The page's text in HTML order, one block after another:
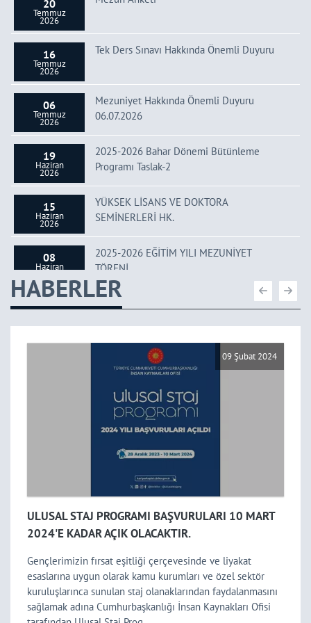
20
Temmuz
2026
16
Temmuz
2026
Tek Ders Sınavı Hakkında Önemli Duyuru
06
Temmuz
2026
Mezuniyet Hakkında Önemli Duyuru
06.07.2026
19
Haziran
2026
2025-2026 Bahar Dönemi Bütünleme
Programı Taslak-2
15
Haziran
2026
YÜKSEK LİSANS VE DOKTORA
SEMİNERLERİ HK.
08
Haziran
2025-2026 EĞİTİM YILI MEZUNİYET
TÖRENİ
02
2026
2025-2026 Bahar Dönemi Final Programı
Tek Ders Sınavı
Mazeret Ara Sınav Tarihleri
KAYSO Yaz Dönemi Stajı
30
Nisan
2026
29
Nisan
2026
İran Uyruklu Öğrencilerimizin Öğrenim
Ücretleri İle İlgili
03 İhtisas Akademi Milli Savunma
HABERLER
09 Şubat 2024
ULUSAL STAJ PROGRAMI BAŞVURULARI 10 MART
2024'E KADAR AÇIK OLACAKTIR.
Gençlerimizin fırsat eşitliği çerçevesinde ve liyakat
esaslarına uygun olarak kamu kurumları ve özel sektör
kuruluşlarınca sunulan staj olanaklarından faydalanmasını
sağlamak adına Cumhurbaşkanlığı İnsan Kaynakları Ofisi